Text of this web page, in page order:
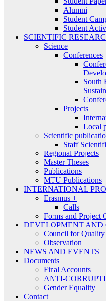
Alumni
Student
Student
SCIENTIFIC
Science
Conferences
South
Projects
Local
Scientific
Staff
Regional Projects
Master Theses
Publications
MTU Publications
INTERNATIONAL
Erasmus +
Calls
Forms and Project
DEVELOPMENT AND
Council for Quality
Observation
NEWS AND EVENTS
Documents
Final Accounts
ANTI-
Gender Equality
Contact